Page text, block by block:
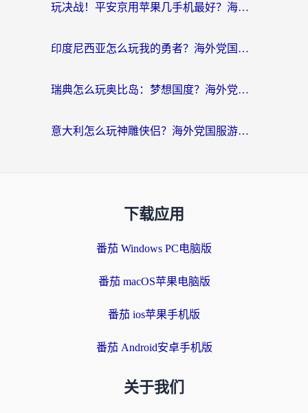
玩决战！平安京用苹果几手机最好？海外党必看的设备+加速器双攻略
印度尼西亚怎么玩我的勇者？海外党国服游戏加速避坑指南（附实况五行师解决方案）
瑞典怎么玩奥比岛：梦想国度？海外党亲测有效的国服游戏加速全攻略
意大利怎么玩神雕侠侣？海外党国服游戏加速终极指南（附欧洲玩王者王国保卫战4不卡技巧）
下载应用
番茄 Windows PC电脑版
番茄 macOS苹果电脑版
番茄 ios苹果手机版
番茄 Android安卓手机版
关于我们